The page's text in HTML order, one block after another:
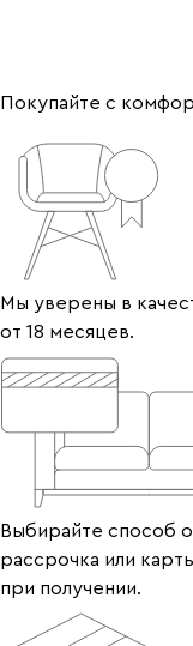
Покупайте с
Мы уверены в
от 18 месяцев.
Выбирайте способ
рассрочка или
при получении.